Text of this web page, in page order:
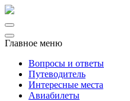
Главное меню
Вопросы и ответы
Путеводитель
Интересные места
Авиабилеты